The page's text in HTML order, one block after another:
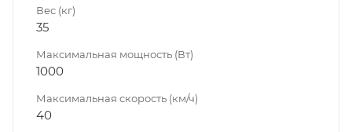
Вес (кг)
35
Максимальная мощность (Вт)
1000
Максимальная скорость (км/ч)
40